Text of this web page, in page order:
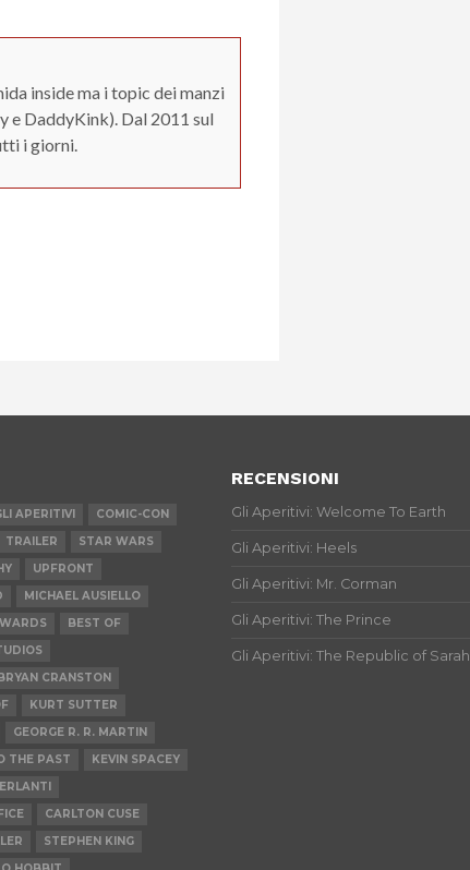
inside ma i topic dei manzi
e DaddyKink). Dal 2011 sul
i giorni.
APERITIVI
COMIC-CON
TRAILER
STAR WARS
UPFRONT
MICHAEL AUSIELLO
BEST OF
CRANSTON
KURT SUTTER
GEORGE R. R. MARTIN
THE PAST
KEVIN SPACEY
CARLTON CUSE
STEPHEN KING
RECENSIONI
Gli Aperitivi: Welcome To Earth
Gli Aperitivi: Heels
Gli Aperitivi: Mr. Corman
Gli Aperitivi: The Prince
Gli Aperitivi: The Republic of Sarah